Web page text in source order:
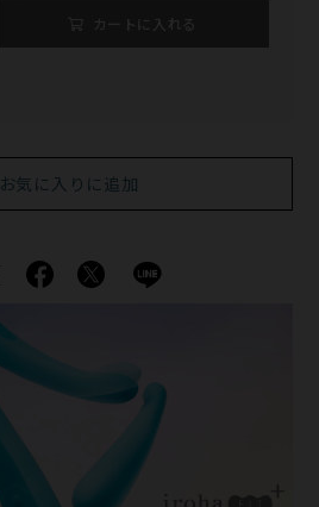
お気に入りに追加